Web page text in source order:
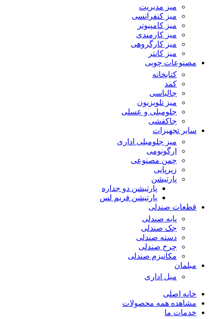
میز مدیریت
میز کنفرانسی
میز کامپیوتر
میز کارمندی
میز کارگروهی
میز کانتر
مصنوعات چوبی
کتابخانه
کمد
جالباسی
میز تلویزیون
جلومبلی و عسلی
جاکفشی
سایر تجهیزات
میز جلومبلی اداری
ارگونومی
چمن مصنوعی
زیرپایی
پارتیشن
پارتیشن دو جداره
پارتیشن فریم لس
قطعات صندلی
پایه صندلی
جک صندلی
دسته صندلی
چرخ صندلی
مکانیزم صندلی
مبلمان
مبل اداری
خانه اصلی
مشاهده همه محصولات
خدمات ما